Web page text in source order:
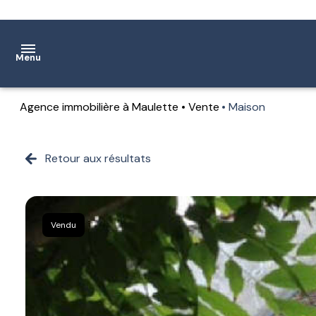
Menu
Ventes
Notre
agence
Estimation
Contact
Agence immobilière à Maulette Vente Maison
Retour aux résultats
Vendu